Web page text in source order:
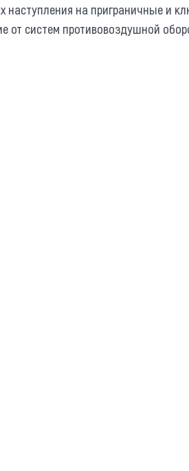
наступления на приграничные и
от систем противовоздушной